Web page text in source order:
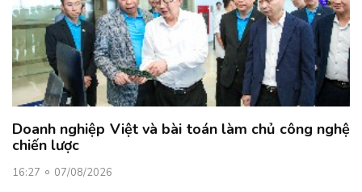
Doanh nghiệp Việt và bài toán làm chủ công nghệ
chiến lược
16:27 07/08/2026